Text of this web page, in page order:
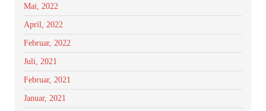
Mai, 2022
April, 2022
Februar, 2022
Juli, 2021
Februar, 2021
Januar, 2021